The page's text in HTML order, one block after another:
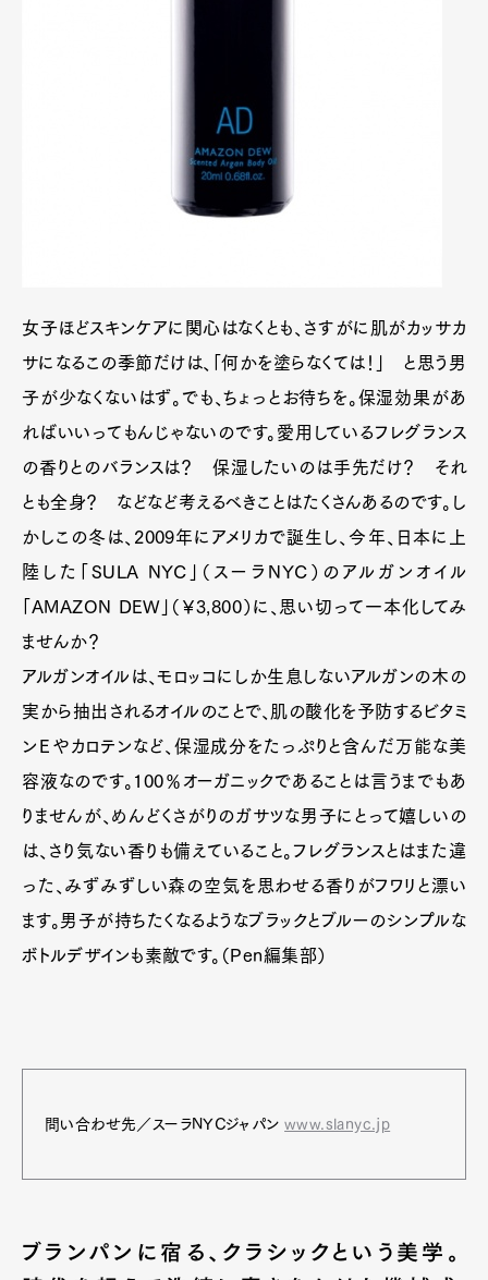
女子ほどスキンケアに関心はなくとも、さすがに肌がカッサカ
サになるこの季節だけは、「何かを塗らなくては！」 と思う男
子が少なくないはず。でも、ちょっとお待ちを。保湿効果があ
ればいいってもんじゃないのです。愛用しているフレグランス
の香りとのバランスは？ 保湿したいのは手先だけ？ それ
とも全身？ などなど考えるべきことはたくさんあるのです。し
かしこの冬は、2009年にアメリカで誕生し、今年、日本に上
陸した「SULA NYC」（スーラNYC）のアルガンオイル
「AMAZON DEW」（￥3,800）に、思い切って一本化してみ
ませんか？
アルガンオイルは、モロッコにしか生息しないアルガンの木の
実から抽出されるオイルのことで、肌の酸化を予防するビタミ
ンＥやカロテンなど、保湿成分をたっぷりと含んだ万能な美
容液なのです。100％オーガニックであることは言うまでもあ
りませんが、めんどくさがりのガサツな男子にとって嬉しいの
は、さり気ない香りも備えていること。フレグランスとはまた違
った、みずみずしい森の空気を思わせる香りがフワリと漂い
ます。男子が持ちたくなるようなブラックとブルーのシンプルな
ボトルデザインも素敵です。（Pen編集部）
問い合わせ先／スーラNYCジャパンwww.slanyc.jp
ブランパンに宿る、クラシックという美学。